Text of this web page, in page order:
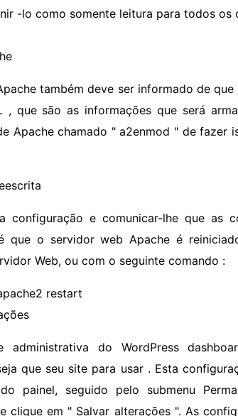
-lo como somente leitura para todos os
também deve ser informado de
, que são as informações que será
Apache chamado " a2enmod " de fazer
configuração e comunicar-lhe que as
que o servidor web Apache é
Web, ou com o seguinte comando :
restart
administrativa do WordPress
que seu site para usar . Esta
painel, seguido pelo submenu
clique em " Salvar alterações ". As